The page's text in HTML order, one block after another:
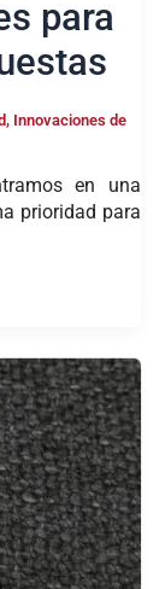
para
, Innovaciones de
en una
prioridad para